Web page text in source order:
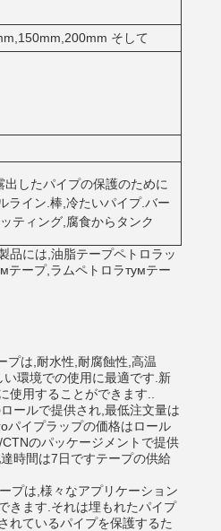
そして
したパイプの保護のために
ライン.棒,冷たいパイプ.バー
ティング,腐食からタンク
品には,油脂テープペトロラッ
テープ,ラムペトロラтумテー
プは,耐水性,耐腐蝕性,高温
環境での使用に最適です.新
使用することができます..
ールで提供され,最低注文量は
パイプラップの価格はロール
のパッケージメントで提供
時間は7日ですテープの供給
プは,様々なアプリケーション
きます.それは埋もれたパイプ
れているパイプを保護するた